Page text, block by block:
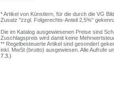
* Artikel von Künstlern, für die durch die VG
Zusatz "zzgl. Folgerechts-Anteil 2,5%"
Die im Katalog ausgewiesenen Preise sind
Zuschlagspreis wird damit keine
** Regelbesteuerte Artikel sind gesondert
inkl. MwSt (brutto) ausgewiesen. Alle Aufrufe
7.3.)